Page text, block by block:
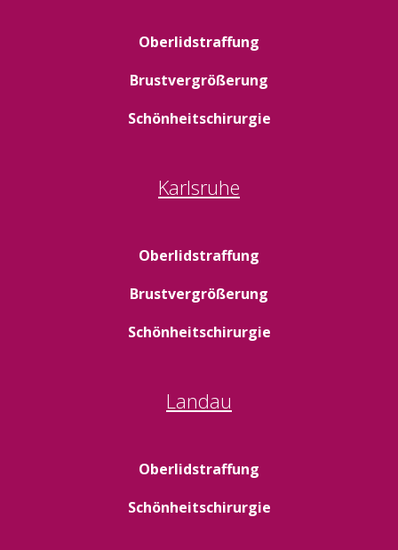
Oberlidstraffung
Brustvergrößerung
Schönheitschirurgie
Karlsruhe
Oberlidstraffung
Brustvergrößerung
Schönheitschirurgie
Landau
Oberlidstraffung
Schönheitschirurgie